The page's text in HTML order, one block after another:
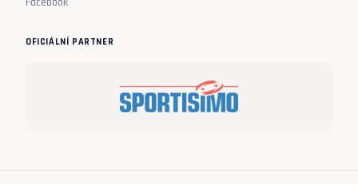
OFICIÁLNÍ PARTNER